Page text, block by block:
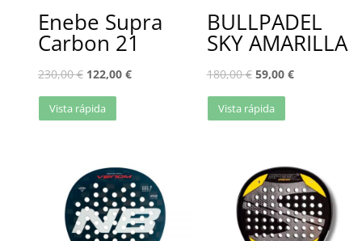
Enebe Supra
Carbon 21
230,00€ 122,00 €
Vista rápida
BULLPADEL
SKY AMARILLA
180,00€ 59,00 €
Vista rápida